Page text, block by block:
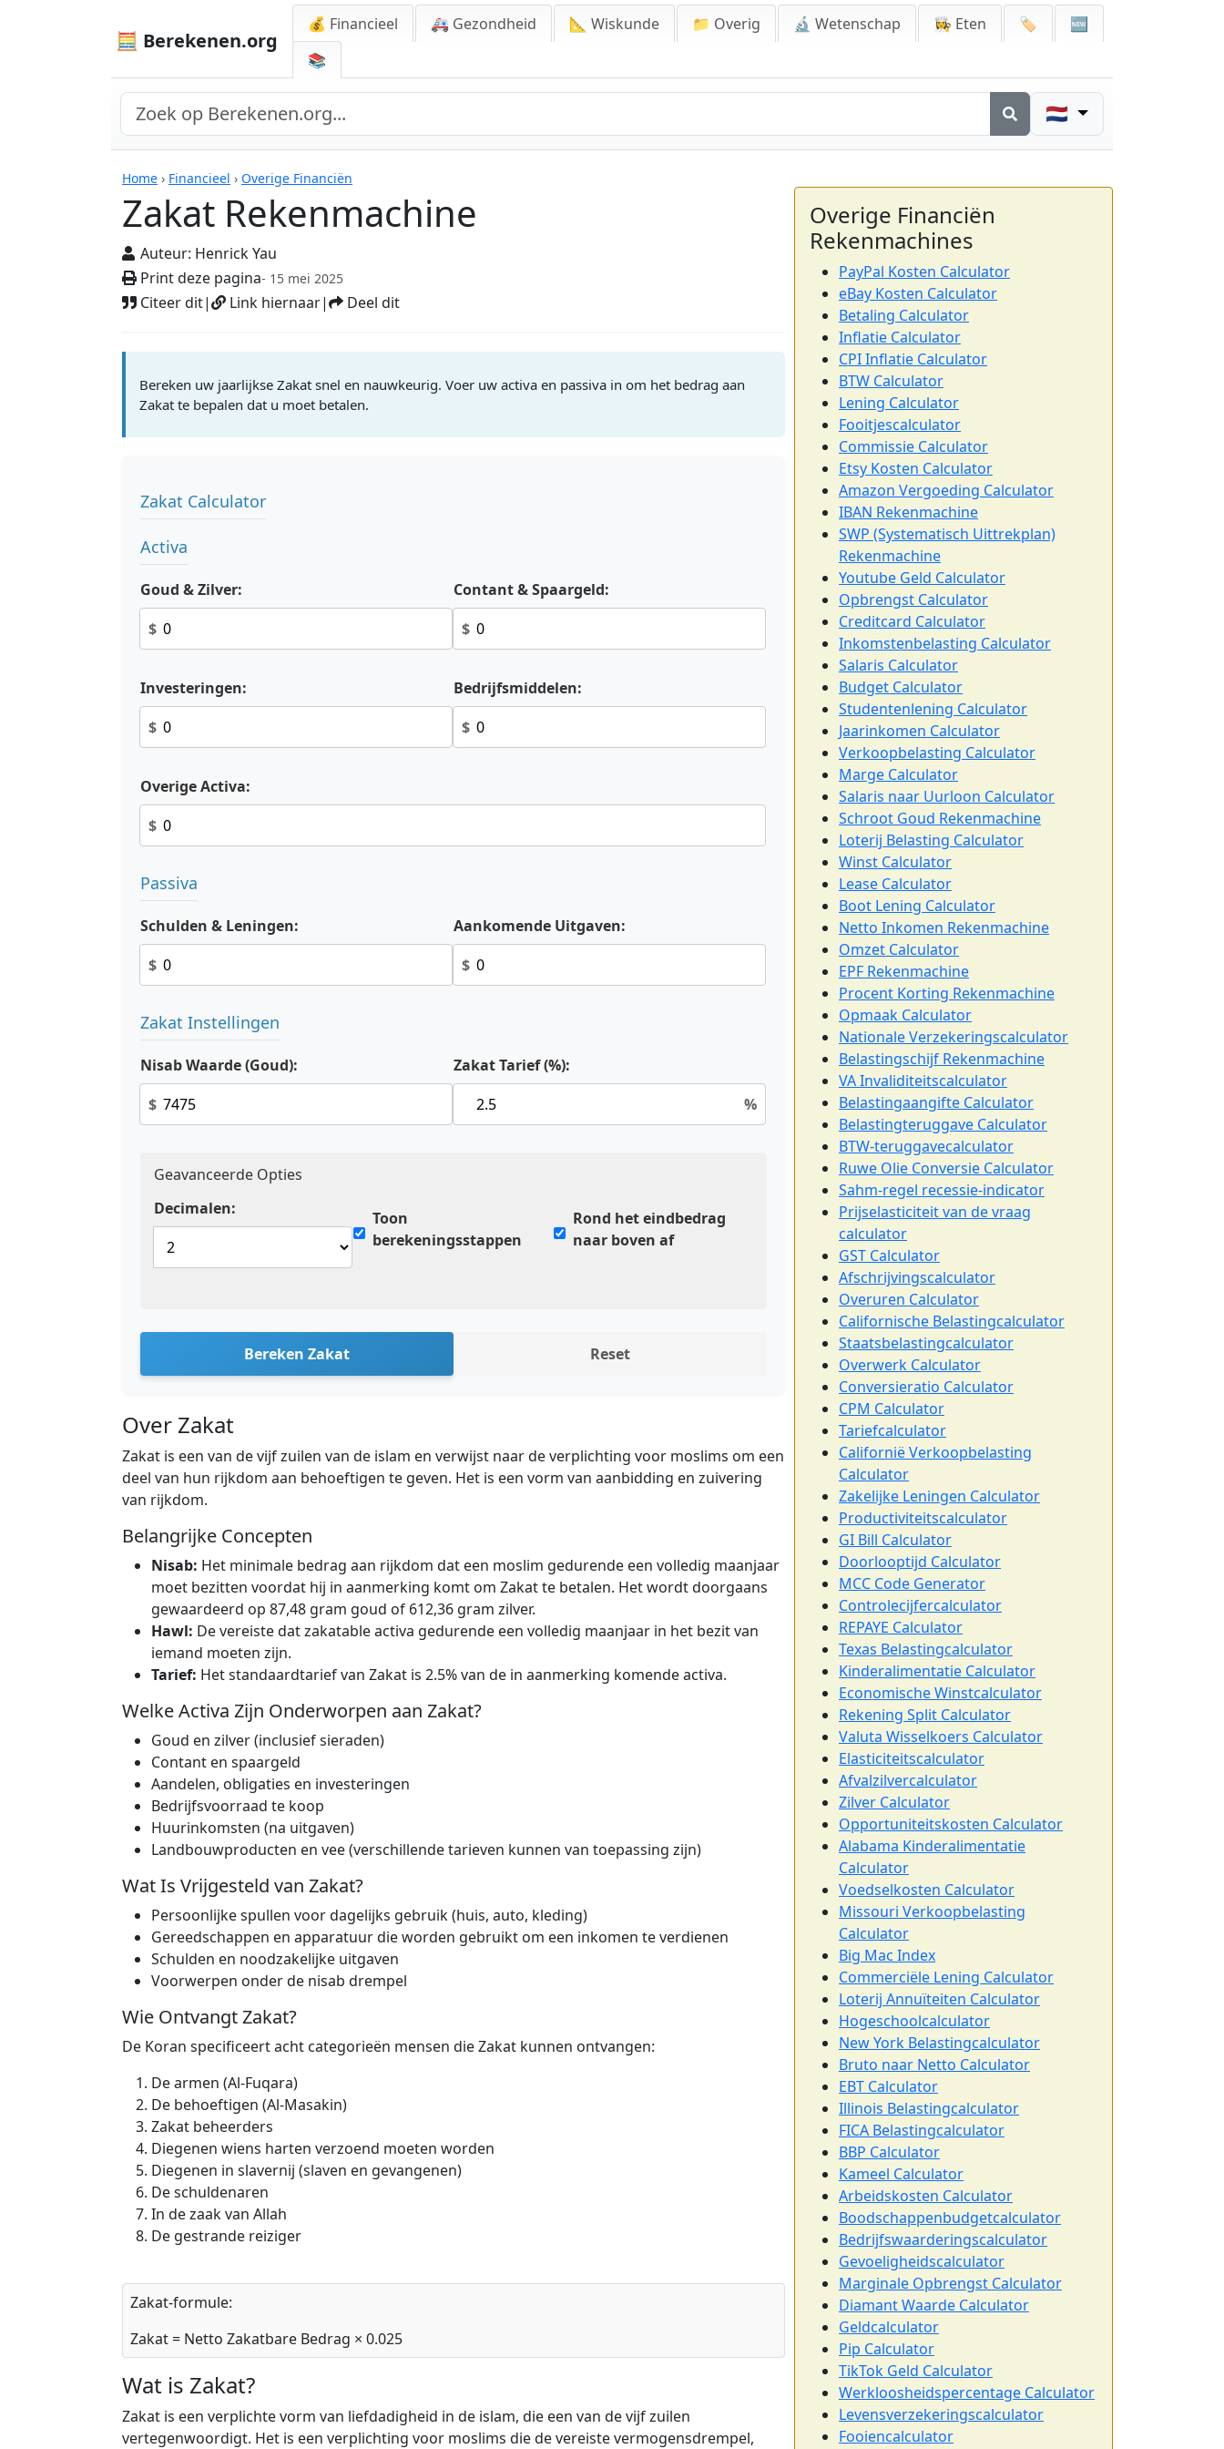
🧮 Berekenen.org
💰 Financieel 🚑 Gezondheid 📐 Wiskunde 📁 Overig 🔬 Wetenschap 👩‍🍳 Eten 🏷️
🆕
📚
🇳🇱
Home › Financieel › Overige Financiën
Zakat Rekenmachine
Auteur: Henrick Yau
Print deze pagina- 15 mei 2025
Citeer dit| Link hiernaar| Deel dit
Rekenmachines
Bereken uw jaarlijkse Zakat snel en nauwkeurig. Voer uw activa en passiva in om het bedrag aan
Zakat te bepalen dat u moet betalen.
Zakat Calculator
Activa
Goud & Zilver:
$
Contant & Spaargeld:
$
Investeringen:
$
Bedrijfsmiddelen:
$
Overige Activa:
$
Passiva
Schulden & Leningen:
$
Aankomende Uitgaven:
$
Zakat Instellingen
Nisab Waarde (Goud):
$
Zakat Tarief (%):
%
Geavanceerde Opties
Decimalen:
Toon
berekeningsstappen
Rond het eindbedrag
naar boven af
Bereken Zakat Reset
Over Zakat
Zakat is een van de vijf zuilen van de islam en verwijst naar de verplichting voor moslims om een
deel van hun rijkdom aan behoeftigen te geven. Het is een vorm van aanbidding en zuivering
van rijkdom.
Belangrijke Concepten
Nisab: Het minimale bedrag aan rijkdom dat een moslim gedurende een volledig maanjaar
moet bezitten voordat hij in aanmerking komt om Zakat te betalen. Het wordt doorgaans
gewaardeerd op 87,48 gram goud of 612,36 gram zilver.
Hawl: De vereiste dat zakatable activa gedurende een volledig maanjaar in het bezit van
iemand moeten zijn.
Tarief: Het standaardtarief van Zakat is 2.5% van de in aanmerking komende activa.
Welke Activa Zijn Onderworpen aan Zakat?
Goud en zilver (inclusief sieraden)
Contant en spaargeld
Aandelen, obligaties en investeringen
Bedrijfsvoorraad te koop
Huurinkomsten (na uitgaven)
Landbouwproducten en vee (verschillende tarieven kunnen van toepassing zijn)
Wat Is Vrijgesteld van Zakat?
Persoonlijke spullen voor dagelijks gebruik (huis, auto, kleding)
Gereedschappen en apparatuur die worden gebruikt om een inkomen te verdienen
Schulden en noodzakelijke uitgaven
Voorwerpen onder de nisab drempel
Wie Ontvangt Zakat?
De Koran specificeert acht categorieën mensen die Zakat kunnen ontvangen:
De armen (Al-Fuqara)
De behoeftigen (Al-Masakin)
Zakat beheerders
Diegenen wiens harten verzoend moeten worden
Diegenen in slavernij (slaven en gevangenen)
De schuldenaren
In de zaak van Allah
De gestrande reiziger
Zakat-formule:
Zakat = Netto Zakatbare Bedrag × 0.025
Wat is Zakat?
Zakat is een verplichte vorm van liefdadigheid in de islam, die een van de vijf zuilen
vertegenwoordigt. Het is een verplichting voor moslims die de vereiste vermogensdrempel,
Overige Financiën
Rekenmachines
PayPal Kosten Calculator
eBay Kosten Calculator
Betaling Calculator
Inflatie Calculator
CPI Inflatie Calculator
BTW Calculator
Lening Calculator
Fooitjescalculator
Commissie Calculator
Etsy Kosten Calculator
Amazon Vergoeding Calculator
IBAN Rekenmachine
SWP (Systematisch Uittrekplan)
Rekenmachine
Youtube Geld Calculator
Opbrengst Calculator
Creditcard Calculator
Inkomstenbelasting Calculator
Salaris Calculator
Budget Calculator
Studentenlening Calculator
Jaarinkomen Calculator
Verkoopbelasting Calculator
Marge Calculator
Salaris naar Uurloon Calculator
Schroot Goud Rekenmachine
Loterij Belasting Calculator
Winst Calculator
Lease Calculator
Boot Lening Calculator
Netto Inkomen Rekenmachine
Omzet Calculator
EPF Rekenmachine
Procent Korting Rekenmachine
Opmaak Calculator
Nationale Verzekeringscalculator
Belastingschijf Rekenmachine
VA Invaliditeitscalculator
Belastingaangifte Calculator
Belastingteruggave Calculator
BTW-teruggavecalculator
Ruwe Olie Conversie Calculator
Sahm-regel recessie-indicator
Prijselasticiteit van de vraag
calculator
GST Calculator
Afschrijvingscalculator
Overuren Calculator
Californische Belastingcalculator
Staatsbelastingcalculator
Overwerk Calculator
Conversieratio Calculator
CPM Calculator
Tariefcalculator
Californië Verkoopbelasting
Calculator
Zakelijke Leningen Calculator
Productiviteitscalculator
GI Bill Calculator
Doorlooptijd Calculator
MCC Code Generator
Controlecijfercalculator
REPAYE Calculator
Texas Belastingcalculator
Kinderalimentatie Calculator
Economische Winstcalculator
Rekening Split Calculator
Valuta Wisselkoers Calculator
Elasticiteitscalculator
Afvalzilvercalculator
Zilver Calculator
Opportuniteitskosten Calculator
Alabama Kinderalimentatie
Calculator
Voedselkosten Calculator
Missouri Verkoopbelasting
Calculator
Big Mac Index
Commerciële Lening Calculator
Loterij Annuïteiten Calculator
Hogeschoolcalculator
New York Belastingcalculator
Bruto naar Netto Calculator
EBT Calculator
Illinois Belastingcalculator
FICA Belastingcalculator
BBP Calculator
Kameel Calculator
Arbeidskosten Calculator
Boodschappenbudgetcalculator
Bedrijfswaarderingscalculator
Gevoeligheidscalculator
Marginale Opbrengst Calculator
Diamant Waarde Calculator
Geldcalculator
Pip Calculator
TikTok Geld Calculator
Werkloosheidspercentage Calculator
Levensverzekeringscalculator
Fooiencalculator